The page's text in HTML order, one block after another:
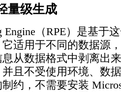
量级生成
Engine（RPE）是基于
适用于不同的数据源
从数据格式中剥离出
且不受使用环境、数
约，不需要安装